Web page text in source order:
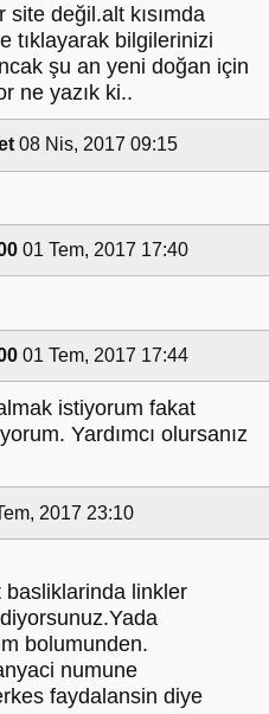
site değil.alt kısımda
tıklayarak bilgilerinizi
şu an yeni doğan için
ne yazık ki..
08 Nis, 2017 09:15
01 Tem, 2017 17:40
01 Tem, 2017 17:44
istiyorum fakat
Yardımcı olursanız
2017 23:10
linkler
bolumunden.
numune
faydalansin diye